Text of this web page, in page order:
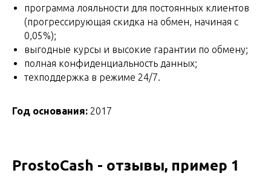
программа лояльности для постоянных клиентов
(прогрессирующая скидка на обмен, начиная с
0,05%);
выгодные курсы и высокие гарантии по обмену;
полная конфиденциальность данных;
техподдержка в режиме 24/7.
Год основания: 2017
ProstoCash - отзывы, пример 1